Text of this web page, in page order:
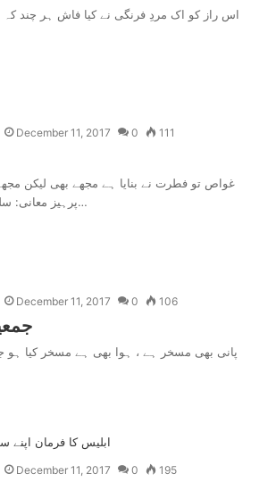
اس راز کو اک مردِ فرنگی نے کیا فاش ہر چند کہ
December 11, 2017 0 111
غواص تو فطرت نے بنایا ہے مجھے بھی لیکن
پرہیز معانی: سلطانی جاوید: ہمیشہ کی…
December 11, 2017 0 106
پانی بھی مسخر ہے ، ہوا بھی ہے مسخر کیا ہو
December 11, 2017 0 195